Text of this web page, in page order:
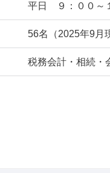
平日 ９：００～
56名（2025年9月
税務会計・相続・